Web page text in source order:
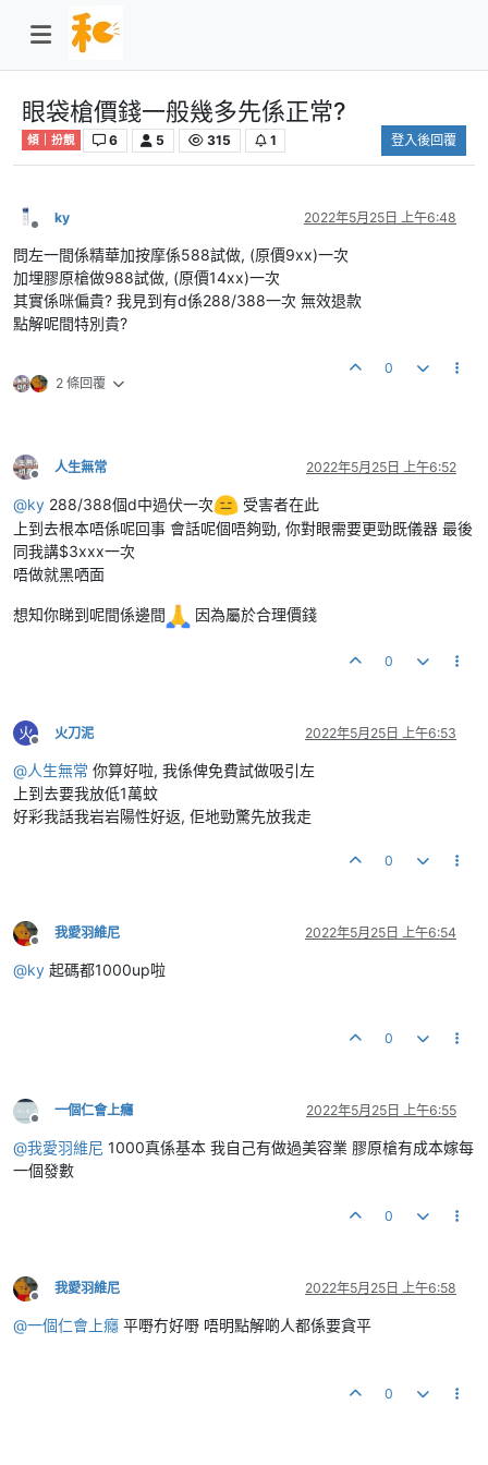
眼袋槍價錢一般幾多先係正常?
傾｜扮靚 6 5 315 1 登入後回覆
離線
ky 2022年5月25日 上午6:48
問左一間係精華加按摩係588試做, (原價9xx)一次
加埋膠原槍做988試做, (原價14xx)一次
其實係咪偏貴? 我見到有d係288/388一次 無效退款
點解呢間特別貴?
2 條回覆
0
離線
人生無常 2022年5月25日 上午6:52
@ky 288/388個d中過伏一次
受害者在此
上到去根本唔係呢回事 會話呢個唔夠勁, 你對眼需要更勁既儀器 最後
同我講$3xxx一次
唔做就黑哂面
想知你睇到呢間係邊間 因為屬於合理價錢
0
火
離線
火刀泥 2022年5月25日 上午6:53
@人生無常 你算好啦, 我係俾免費試做吸引左
上到去要我放低1萬蚊
好彩我話我岩岩陽性好返, 佢地勁驚先放我走
0
離線
我愛羽維尼 2022年5月25日 上午6:54
@ky 起碼都1000up啦
0
離線
一個仁會上癮 2022年5月25日 上午6:55
@我愛羽維尼 1000真係基本 我自己有做過美容業 膠原槍有成本嫁每
一個發數
0
離線
我愛羽維尼 2022年5月25日 上午6:58
@一個仁會上癮 平嘢冇好嘢 唔明點解啲人都係要貪平
0